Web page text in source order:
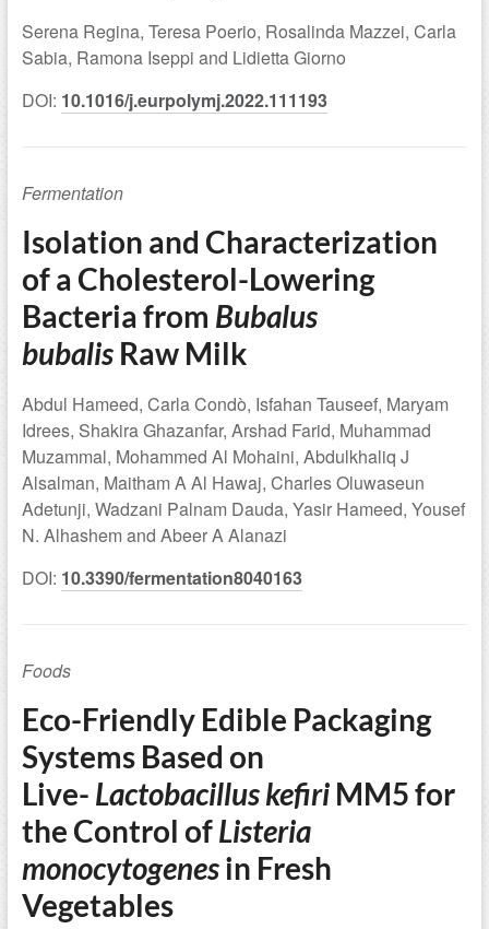
Serena Regina, Teresa Poerio, Rosalinda Mazzei, Carla
Sabia, Ramona Iseppi and Lidietta Giorno
DOI: 10.1016/j.eurpolymj.2022.111193
Fermentation
Isolation and Characterization
of a Cholesterol-Lowering
Bacteria from Bubalus
bubalisRaw Milk
Abdul Hameed, Carla Condò, Isfahan Tauseef, Maryam
Idrees, Shakira Ghazanfar, Arshad Farid, Muhammad
Muzammal, Mohammed Al Mohaini, Abdulkhaliq J
Alsalman, Maitham A Al Hawaj, Charles Oluwaseun
Adetunji, Wadzani Palnam Dauda, Yasir Hameed, Yousef
N. Alhashem and Abeer A Alanazi
DOI: 10.3390/fermentation8040163
Foods
Eco-Friendly Edible Packaging
Systems Based on
Live- Lactobacillus kefiriMM5 for
the Control ofListeria
monocytogenesin Fresh
Vegetables